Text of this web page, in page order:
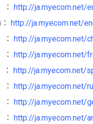
http://ja.myecom.net/
http://ja.myecom.net/
http://ja.myecom.net/
http://ja.myecom.net/
http://ja.myecom.net/
http://ja.myecom.net/
http://ja.myecom.net/
http://ja.myecom.net/